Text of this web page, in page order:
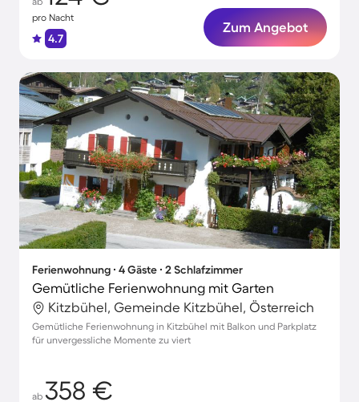
pro Nacht
4.7
Zum Angebot
Ferienwohnung ∙ 4 Gäste ∙ 2 Schlafzimmer
Gemütliche Ferienwohnung mit Garten
Kitzbühel, Gemeinde Kitzbühel, Österreich
Gemütliche Ferienwohnung in Kitzbühel mit Balkon und Parkplatz
für unvergessliche Momente zu viert
ab 358 €